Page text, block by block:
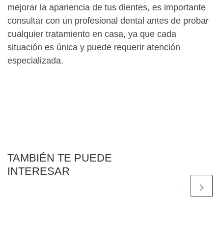
mejorar la apariencia de tus dientes, es importante
consultar con un profesional dental antes de probar
cualquier tratamiento en casa, ya que cada
situación es única y puede requerir atención
especializada.
TAMBIÉN TE PUEDE
INTERESAR